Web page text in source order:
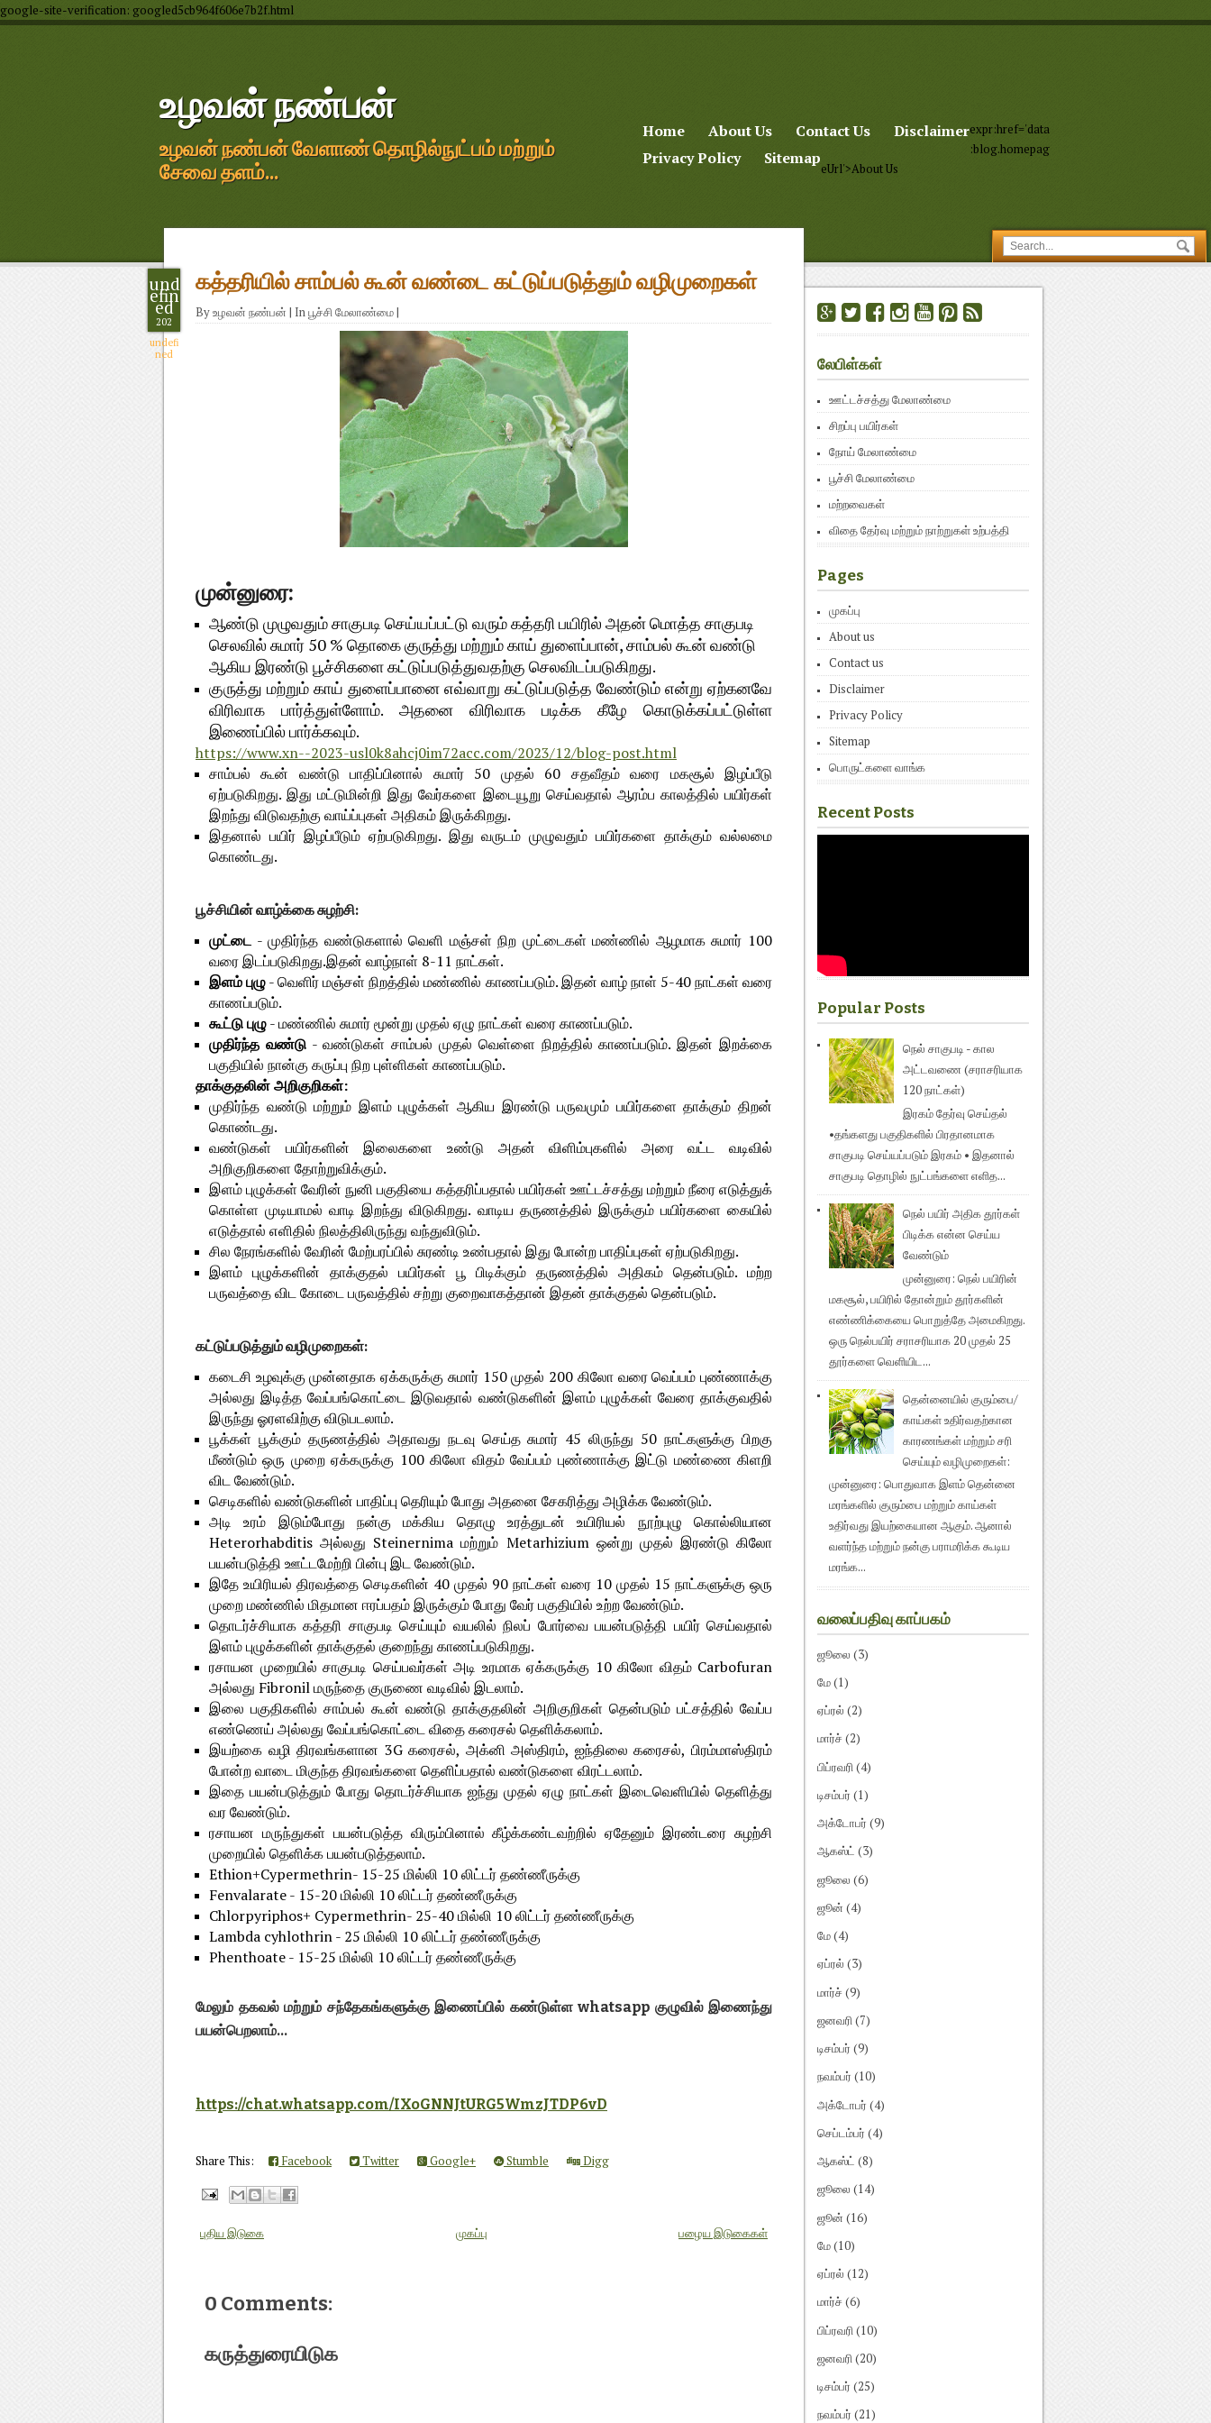
google-site-verification: googled5cb964f606e7b2f.html
உழவன் நண்பன்
உழவன் நண்பன் வேளாண் தொழில்நுட்பம் மற்றும்
சேவை தளம்...
Home About Us Contact Us
Disclaimer
Privacy Policy
Sitemap
expr:href='data
:blog.homepag
eUrl'>About Us
கத்தரியில் சாம்பல் கூன் வண்டை கட்டுப்படுத்தும் வழிமுறைகள்
Byஉழவன் நண்பன் | Inபூச்சி மேலாண்மை|
முன்னுரை:
ஆண்டு முழுவதும் சாகுபடி செய்யப்பட்டு வரும் கத்தரி பயிரில் அதன் மொத்த சாகுபடி
செலவில் சுமார் 50 % தொகை குருத்து மற்றும் காய் துளைப்பான், சாம்பல் கூன் வண்டு
ஆகிய இரண்டு பூச்சிகளை கட்டுப்படுத்துவதற்கு செலவிடப்படுகிறது.
குருத்து மற்றும் காய் துளைப்பானை எவ்வாறு கட்டுப்படுத்த வேண்டும் என்று ஏற்கனவே
விரிவாக பார்த்துள்ளோம். அதனை விரிவாக படிக்க கீழே கொடுக்கப்பட்டுள்ள
இணைப்பில் பார்க்கவும்.
https://www.xn--2023-usl0k8ahcj0im72acc.com/2023/12/blog-post.html
சாம்பல் கூன் வண்டு பாதிப்பினால் சுமார் 50 முதல் 60 சதவீதம் வரை மகசூல் இழப்பீடு
ஏற்படுகிறது. இது மட்டுமின்றி இது வேர்களை இடையூறு செய்வதால் ஆரம்ப காலத்தில் பயிர்கள்
இறந்து விடுவதற்கு வாய்ப்புகள் அதிகம் இருக்கிறது.
இதனால் பயிர் இழப்பீடும் ஏற்படுகிறது. இது வருடம் முழுவதும் பயிர்களை தாக்கும் வல்லமை
கொண்டது.
பூச்சியின் வாழ்க்கை சுழற்சி:
முட்டை - முதிர்ந்த வண்டுகளால் வெளி மஞ்சள் நிற முட்டைகள் மண்ணில் ஆழமாக சுமார் 100
வரை இடப்படுகிறது.இதன் வாழ்நாள் 8-11 நாட்கள்.
இளம் புழு- வெளிர் மஞ்சள் நிறத்தில் மண்ணில் காணப்படும். இதன் வாழ் நாள் 5-40 நாட்கள் வரை
காணப்படும்.
கூட்டு புழு- மண்ணில் சுமார் மூன்று முதல் ஏழு நாட்கள் வரை காணப்படும்.
முதிர்ந்த வண்டு- வண்டுகள் சாம்பல் முதல் வெள்ளை நிறத்தில் காணப்படும். இதன் இறக்கை
பகுதியில் நான்கு கருப்பு நிற புள்ளிகள் காணப்படும்.
தாக்குதலின் அறிகுறிகள்:
முதிர்ந்த வண்டு மற்றும் இளம் புழுக்கள் ஆகிய இரண்டு பருவமும் பயிர்களை தாக்கும் திறன்
கொண்டது.
வண்டுகள் பயிர்களின் இலைகளை உண்டு அதன் விளிம்புகளில் அரை வட்ட வடிவில்
அறிகுறிகளை தோற்றுவிக்கும்.
இளம் புழுக்கள் வேரின் நுனி பகுதியை கத்தரிப்பதால் பயிர்கள் ஊட்டச்சத்து மற்றும் நீரை எடுத்துக்
கொள்ள முடியாமல் வாடி இறந்து விடுகிறது. வாடிய தருணத்தில் இருக்கும் பயிர்களை கையில்
எடுத்தால் எளிதில் நிலத்திலிருந்து வந்துவிடும்.
சில நேரங்களில் வேரின் மேற்பரப்பில் சுரண்டி உண்பதால் இது போன்ற பாதிப்புகள் ஏற்படுகிறது.
இளம் புழுக்களின் தாக்குதல் பயிர்கள் பூ பிடிக்கும் தருணத்தில் அதிகம் தென்படும். மற்ற
பருவத்தை விட கோடை பருவத்தில் சற்று குறைவாகத்தான் இதன் தாக்குதல் தென்படும்.
கட்டுப்படுத்தும் வழிமுறைகள்:
கடைசி உழவுக்கு முன்னதாக ஏக்கருக்கு சுமார் 150 முதல் 200 கிலோ வரை வெப்பம் புண்ணாக்கு
அல்லது இடித்த வேப்பங்கொட்டை இடுவதால் வண்டுகளின் இளம் புழுக்கள் வேரை தாக்குவதில்
இருந்து ஓரளவிற்கு விடுபடலாம்.
பூக்கள் பூக்கும் தருணத்தில் அதாவது நடவு செய்த சுமார் 45 லிருந்து 50 நாட்களுக்கு பிறகு
மீண்டும் ஒரு முறை ஏக்கருக்கு 100 கிலோ விதம் வேப்பம் புண்ணாக்கு இட்டு மண்ணை கிளறி
விட வேண்டும்.
செடிகளில் வண்டுகளின் பாதிப்பு தெரியும் போது அதனை சேகரித்து அழிக்க வேண்டும்.
அடி உரம் இடும்போது நன்கு மக்கிய தொழு உரத்துடன் உயிரியல் நூற்புழு கொல்லியான
Heterorhabditis அல்லது Steinernima மற்றும் Metarhizium ஒன்று முதல் இரண்டு கிலோ
பயன்படுத்தி ஊட்டமேற்றி பின்பு இட வேண்டும்.
இதே உயிரியல் திரவத்தை செடிகளின் 40 முதல் 90 நாட்கள் வரை 10 முதல் 15 நாட்களுக்கு ஒரு
முறை மண்ணில் மிதமான ஈரப்பதம் இருக்கும் போது வேர் பகுதியில் உற்ற வேண்டும்.
தொடர்ச்சியாக கத்தரி சாகுபடி செய்யும் வயலில் நிலப் போர்வை பயன்படுத்தி பயிர் செய்வதால்
இளம் புழுக்களின் தாக்குதல் குறைந்து காணப்படுகிறது.
ரசாயன முறையில் சாகுபடி செய்பவர்கள் அடி உரமாக ஏக்கருக்கு 10 கிலோ விதம் Carbofuran
அல்லது Fibronil மருந்தை குருணை வடிவில் இடலாம்.
இலை பகுதிகளில் சாம்பல் கூன் வண்டு தாக்குதலின் அறிகுறிகள் தென்படும் பட்சத்தில் வேப்ப
எண்ணெய் அல்லது வேப்பங்கொட்டை விதை கரைசல் தெளிக்கலாம்.
இயற்கை வழி திரவங்களான 3G கரைசல், அக்னி அஸ்திரம், ஐந்திலை கரைசல், பிரம்மாஸ்திரம்
போன்ற வாடை மிகுந்த திரவங்களை தெளிப்பதால் வண்டுகளை விரட்டலாம்.
இதை பயன்படுத்தும் போது தொடர்ச்சியாக ஐந்து முதல் ஏழு நாட்கள் இடைவெளியில் தெளித்து
வர வேண்டும்.
ரசாயன மருந்துகள் பயன்படுத்த விரும்பினால் கீழ்க்கண்டவற்றில் ஏதேனும் இரண்டரை சுழற்சி
முறையில் தெளிக்க பயன்படுத்தலாம்.
Ethion+Cypermethrin- 15-25 மில்லி 10 லிட்டர் தண்ணீருக்கு
Fenvalarate - 15-20 மில்லி 10 லிட்டர் தண்ணீருக்கு
Chlorpyriphos+ Cypermethrin- 25-40 மில்லி 10 லிட்டர் தண்ணீருக்கு
Lambda cyhlothrin - 25 மில்லி 10 லிட்டர் தண்ணீருக்கு
Phenthoate - 15-25 மில்லி 10 லிட்டர் தண்ணீருக்கு
மேலும் தகவல் மற்றும் சந்தேகங்களுக்கு இணைப்பில் கண்டுள்ள whatsapp குழுவில் இணைந்து
பயன்பெறலாம்...
https://chat.whatsapp.com/IXoGNNJtURG5WmzJTDP6vD
und
efin
ed
202
undefi
ned
Share This: Facebook Twitter Google+ Stumble Digg
புதிய இடுகை பழைய இடுகைகள்
முகப்பு
0 Comments:
கருத்துரையிடுக
லேபிள்கள்
ஊட்டச்சத்து மேலாண்மை
சிறப்பு பயிர்கள்
நோய் மேலாண்மை
பூச்சி மேலாண்மை
மற்றவைகள்
விதை தேர்வு மற்றும் நாற்றுகள் உற்பத்தி
Pages
முகப்பு
About us
Contact us
Disclaimer
Privacy Policy
Sitemap
பொருட்களை வாங்க
Recent Posts
Popular Posts
நெல் சாகுபடி - கால
அட்டவணை (சராசரியாக
120 நாட்கள்)
இரகம் தேர்வு செய்தல்
•தங்களது பகுதிகளில் பிரதானமாக
சாகுபடி செய்யப்படும் இரகம் • இதனால்
சாகுபடி தொழில் நுட்பங்களை எளித...
நெல் பயிர் அதிக தூர்கள்
பிடிக்க என்ன செய்ய
வேண்டும்
முன்னுரை: நெல் பயிரின்
மகசூல், பயிரில் தோன்றும் தூர்களின்
எண்ணிக்கையை பொறுத்தே அமைகிறது.
ஒரு நெல்பயிர் சராசரியாக 20 முதல் 25
தூர்களை வெளியிட...
தென்னையில் குரும்பை/
காய்கள் உதிர்வதற்கான
காரணங்கள் மற்றும் சரி
செய்யும் வழிமுறைகள்:
முன்னுரை: பொதுவாக இளம் தென்னை
மரங்களில் குரும்பை மற்றும் காய்கள்
உதிர்வது இயற்கையான ஆகும். ஆனால்
வளர்ந்த மற்றும் நன்கு பராமரிக்க கூடிய
மரங்க...
வலைப்பதிவு காப்பகம்
ஜூலை (3)
மே(1)
ஏப்ரல் (2)
மார்ச்(2)
பிப்ரவரி (4)
டிசம்பர் (1)
அக்டோபர் (9)
ஆகஸ்ட் (3)
ஜூலை (6)
ஜூன் (4)
மே(4)
ஏப்ரல் (3)
மார்ச்(9)
ஜனவரி(7)
டிசம்பர் (9)
நவம்பர் (10)
அக்டோபர் (4)
செப்டம்பர் (4)
ஆகஸ்ட் (8)
ஜூலை (14)
ஜூன் (16)
மே(10)
ஏப்ரல் (12)
மார்ச்(6)
பிப்ரவரி (10)
ஜனவரி(20)
டிசம்பர் (25)
நவம்பர் (21)